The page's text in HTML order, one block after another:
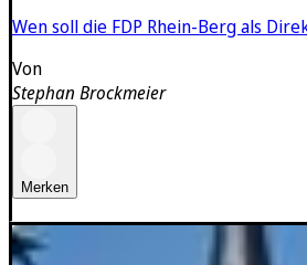
Wen soll die FDP Rhein-Berg als
Von
Stephan Brockmeier
Merken